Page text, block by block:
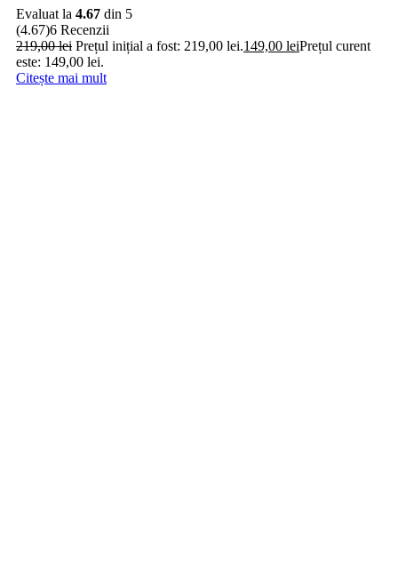
Evaluat la 4.67 din 5
(4.67)6 Recenzii
219,00lei Prețul inițial a fost: 219,00 lei.149,00 leiPrețul curent
este: 149,00 lei.
Citește mai mult